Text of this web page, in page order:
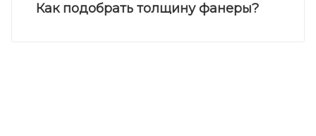
Как подобрать толщину фанеры?